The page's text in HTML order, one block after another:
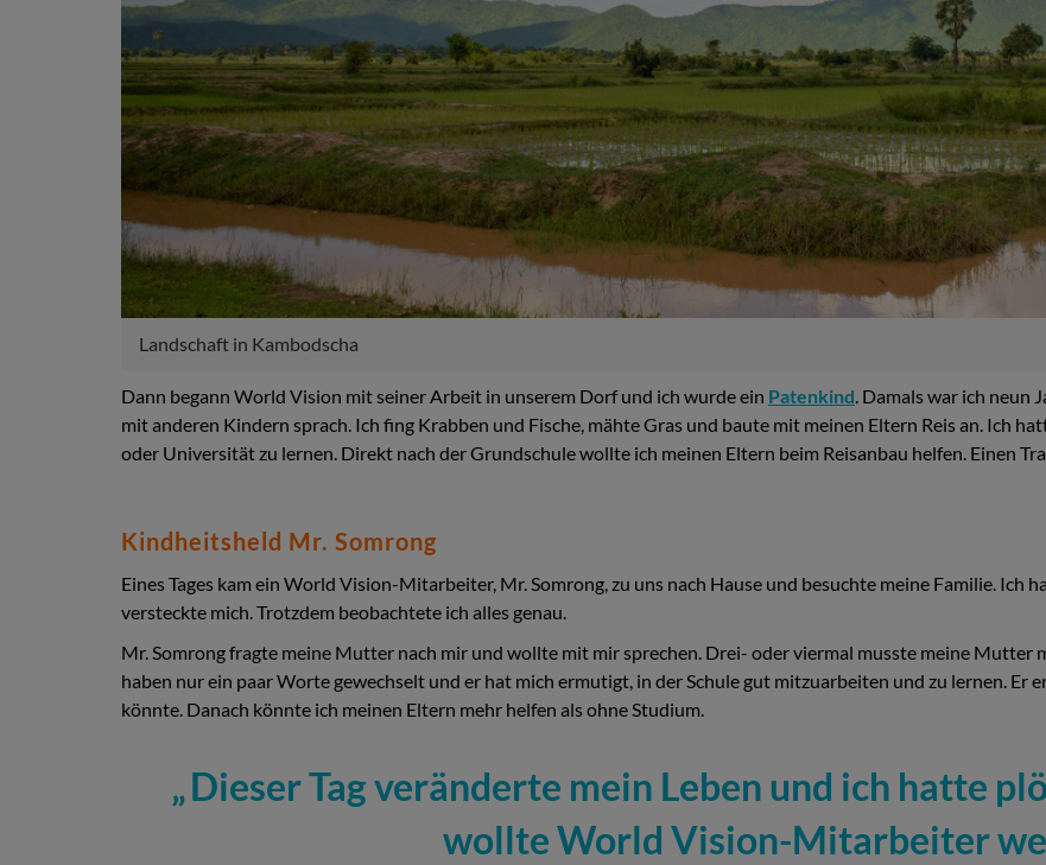
Landschaft in Kambodscha
Dann begann World Vision mit seiner Arbeit in unserem Dorf und ich wurde ein Patenkind. Damals war ich neun
mit anderen Kindern sprach. Ich fing Krabben und Fische, mähte Gras und baute mit meinen Eltern Reis an. Ich
oder Universität zu lernen. Direkt nach der Grundschule wollte ich meinen Eltern beim Reisanbau helfen. Einen
Kindheitsheld Mr. Somrong
Eines Tages kam ein World Vision-Mitarbeiter, Mr. Somrong, zu uns nach Hause und besuchte meine Familie. Ich
versteckte mich. Trotzdem beobachtete ich alles genau.
Mr. Somrong fragte meine Mutter nach mir und wollte mit mir sprechen. Drei- oder viermal musste meine Mutter
haben nur ein paar Worte gewechselt und er hat mich ermutigt, in der Schule gut mitzuarbeiten und zu lernen. Er
könnte. Danach könnte ich meinen Eltern mehr helfen als ohne Studium.
Dieser Tag veränderte mein Leben und ich hatte
wollte World Vision-Mitarbeiter